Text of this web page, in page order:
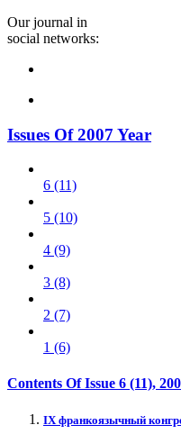
Our journal in
social networks:
Issues Of 2007 Year
6 (11)
5 (10)
4 (9)
3 (8)
2 (7)
1 (6)
Contents Of Issue 6 (11),
IX франкоязычный